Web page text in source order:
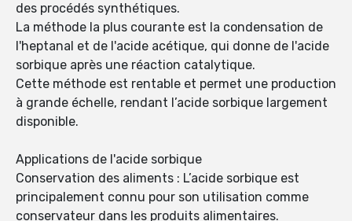
des procédés synthétiques.
La méthode la plus courante est la condensation de
l'heptanal et de l'acide acétique, qui donne de l'acide
sorbique après une réaction catalytique.
Cette méthode est rentable et permet une production
à grande échelle, rendant l’acide sorbique largement
disponible.
Applications de l'acide sorbique
Conservation des aliments : L’acide sorbique est
principalement connu pour son utilisation comme
conservateur dans les produits alimentaires.